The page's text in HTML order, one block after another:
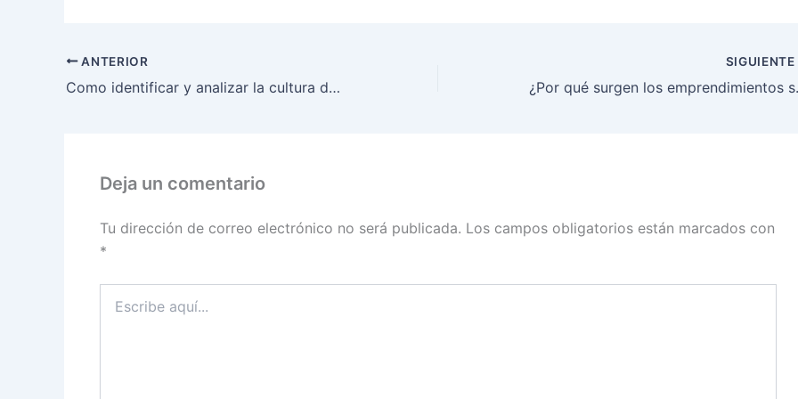
ANTERIOR
Como identificar y analizar la cultura de las organizaciones
SIGUIENTE
¿Por
Deja un comentario
Tu dirección de correo electrónico no será publicada. Los campos obligatorios están marcados con
*
aquí...